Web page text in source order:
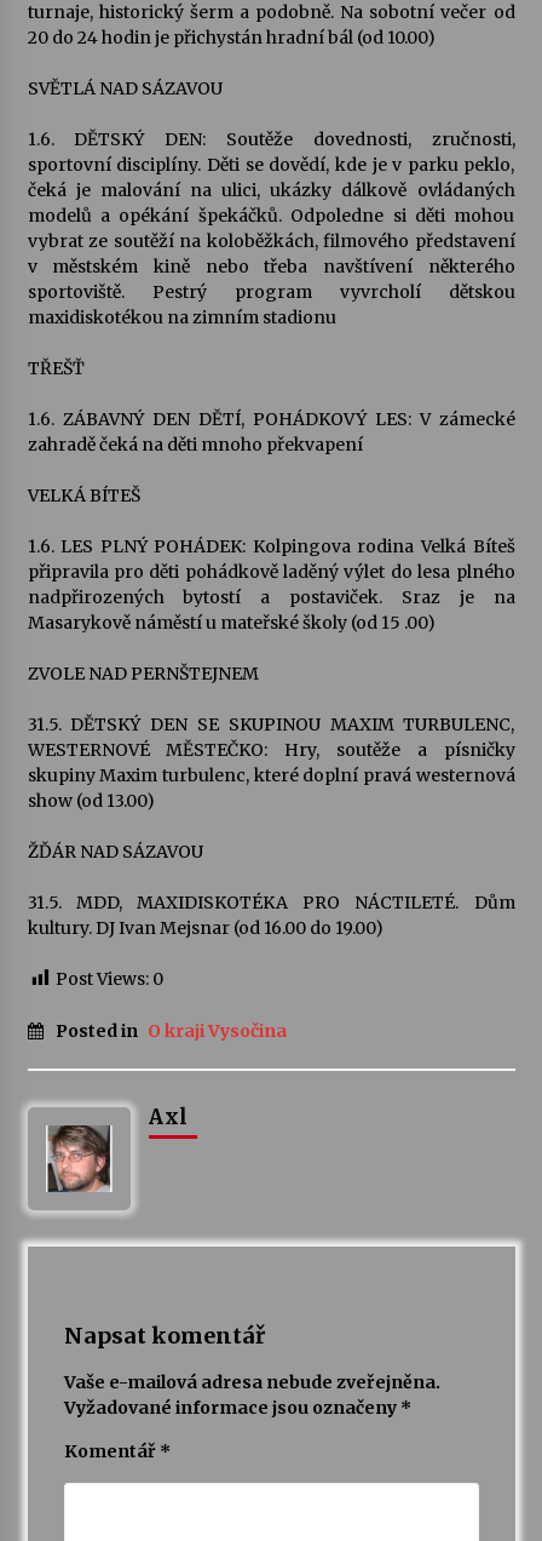
3. 7. 2026
Petr Adamec – Malovaný svět
turnaje, historický šerm a podobně. Na sobotní večer od
20 do 24 hodin je přichystán hradní bál (od 10.00)
SVĚTLÁ NAD SÁZAVOU
1.6. DĚTSKÝ DEN: Soutěže dovednosti, zručnosti,
sportovní disciplíny. Děti se dovědí, kde je v parku peklo,
čeká je malování na ulici, ukázky dálkově ovládaných
modelů a opékání špekáčků. Odpoledne si děti mohou
vybrat ze soutěží na koloběžkách, filmového představení
v městském kině nebo třeba navštívení některého
sportoviště. Pestrý program vyvrcholí dětskou
maxidiskotékou na zimním stadionu
TŘEŠŤ
1.6. ZÁBAVNÝ DEN DĚTÍ, POHÁDKOVÝ LES: V zámecké
zahradě čeká na děti mnoho překvapení
VELKÁ BÍTEŠ
1.6. LES PLNÝ POHÁDEK: Kolpingova rodina Velká Bíteš
připravila pro děti pohádkově laděný výlet do lesa plného
nadpřirozených bytostí a postaviček. Sraz je na
Masarykově náměstí u mateřské školy (od 15 .00)
ZVOLE NAD PERNŠTEJNEM
31.5. DĚTSKÝ DEN SE SKUPINOU MAXIM TURBULENC,
WESTERNOVÉ MĚSTEČKO: Hry, soutěže a písničky
skupiny Maxim turbulenc, které doplní pravá westernová
show (od 13.00)
ŽĎÁR NAD SÁZAVOU
31.5. MDD, MAXIDISKOTÉKA PRO NÁCTILETÉ. Dům
kultury. DJ Ivan Mejsnar (od 16.00 do 19.00)
Post Views: 0
Posted in O kraji Vysočina
Axl
Napsat komentář
Vaše e-mailová adresa nebude zveřejněna.
Vyžadované informace jsou označeny *
Komentář *